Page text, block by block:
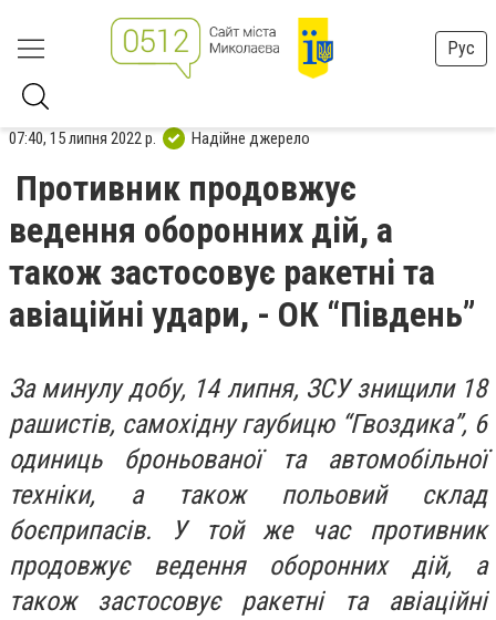
Рус
07:40, 15 липня 2022 р. Надійне джерело
Противник продовжує
ведення оборонних дій, а
також застосовує ракетні та
авіаційні удари, - ОК “Південь”
За минулу добу, 14 липня, ЗСУ знищили 18
рашистів, самохідну гаубицю “Гвоздика”, 6
одиниць броньованої та автомобільної
техніки, а також польовий склад
боєприпасів. У той же час противник
продовжує ведення оборонних дій, а
також застосовує ракетні та авіаційні